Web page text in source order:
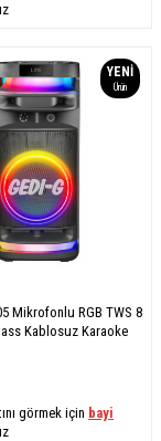
YENI
Ürün
Mikrofonlu RGB TWS 8
Kablosuz Karaoke
görmek için bayi